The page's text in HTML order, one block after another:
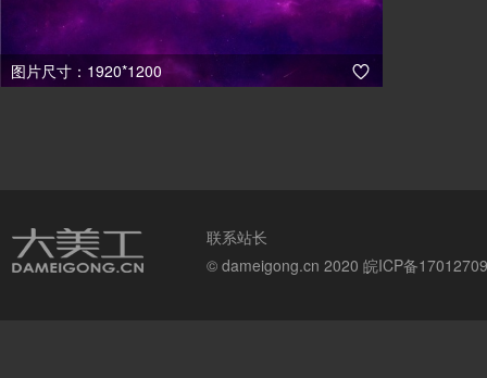
图片尺寸：1920*1200 
联系站长
© dameigong.cn 2020 皖ICP备